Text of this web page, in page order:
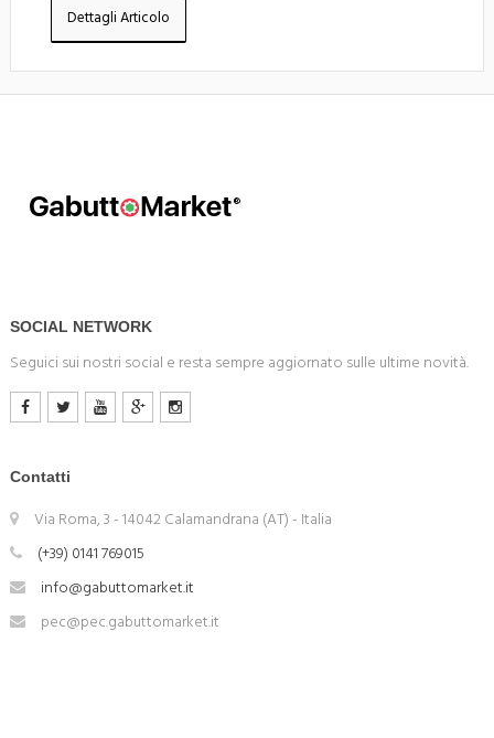
Dettagli Articolo
SOCIAL NETWORK
Seguici sui nostri social e resta sempre aggiornato sulle ultime novità.
Contatti
Via Roma, 3 - 14042 Calamandrana (AT) - Italia
(+39) 0141 769015
info@gabuttomarket.it
pec@pec.gabuttomarket.it